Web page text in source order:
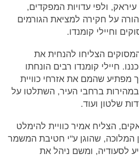
ולפי עדויות המפקדים,
על חקירה למציאת הגורמים
וחיילי קומנדו.
הצליחו להנחית את
חיילי קומנדו רבים הונחתו
מפתיע שהמם את אזרחי כוויית
ברחבי העיר, השתלטו על
שלטון ועוד.
הצליח אמיר כוויית להימלט
המלוכה, שהוגן ע"י חטיבת המשמר
לסעודיה, ומשם ניהל את